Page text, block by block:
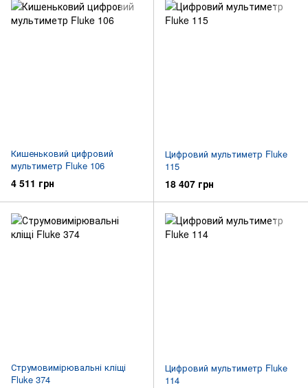
Кишеньковий цифровий
мультиметр Fluke 106
4 511 грн
Цифровий мультиметр Fluke
115
18 407 грн
Струмовимірювальні кліщі
Fluke 374
Цифровий мультиметр Fluke
114